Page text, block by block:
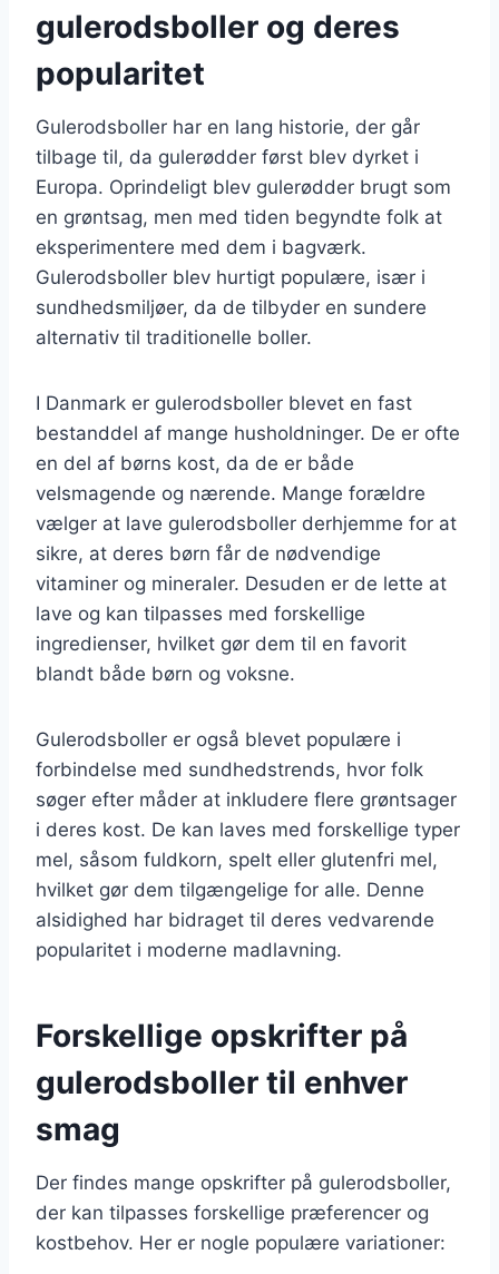
gulerodsboller og deres
popularitet
Gulerodsboller har en lang historie, der går
tilbage til, da gulerødder først blev dyrket i
Europa. Oprindeligt blev gulerødder brugt som
en grøntsag, men med tiden begyndte folk at
eksperimentere med dem i bagværk.
Gulerodsboller blev hurtigt populære, især i
sundhedsmiljøer, da de tilbyder en sundere
alternativ til traditionelle boller.
I Danmark er gulerodsboller blevet en fast
bestanddel af mange husholdninger. De er ofte
en del af børns kost, da de er både
velsmagende og nærende. Mange forældre
vælger at lave gulerodsboller derhjemme for at
sikre, at deres børn får de nødvendige
vitaminer og mineraler. Desuden er de lette at
lave og kan tilpasses med forskellige
ingredienser, hvilket gør dem til en favorit
blandt både børn og voksne.
Gulerodsboller er også blevet populære i
forbindelse med sundhedstrends, hvor folk
søger efter måder at inkludere flere grøntsager
i deres kost. De kan laves med forskellige typer
mel, såsom fuldkorn, spelt eller glutenfri mel,
hvilket gør dem tilgængelige for alle. Denne
alsidighed har bidraget til deres vedvarende
popularitet i moderne madlavning.
Forskellige opskrifter på
gulerodsboller til enhver
smag
Der findes mange opskrifter på gulerodsboller,
der kan tilpasses forskellige præferencer og
kostbehov. Her er nogle populære variationer: